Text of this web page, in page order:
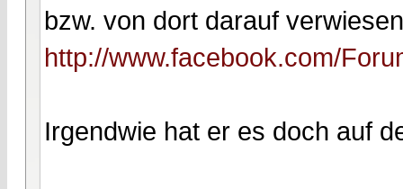
bzw. von dort darauf
http://www.facebook.com/
Irgendwie hat er es doch auf